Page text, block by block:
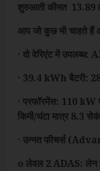
शुरुआती कीमत ₹ 13.89
आप जो कुछ भी चाहते हैं
· दो वेरिएंट में
· 39.4 kWh बैटरी:
· परफॉरमेंस: 110 kW
किमी/घंटा मात्र 8.3
· उन्नत फीचर्स
o लेवल 2 ADAS: लेन